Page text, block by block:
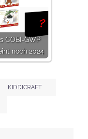
COBI-GWP
noch 2024
KIDDICRAFT